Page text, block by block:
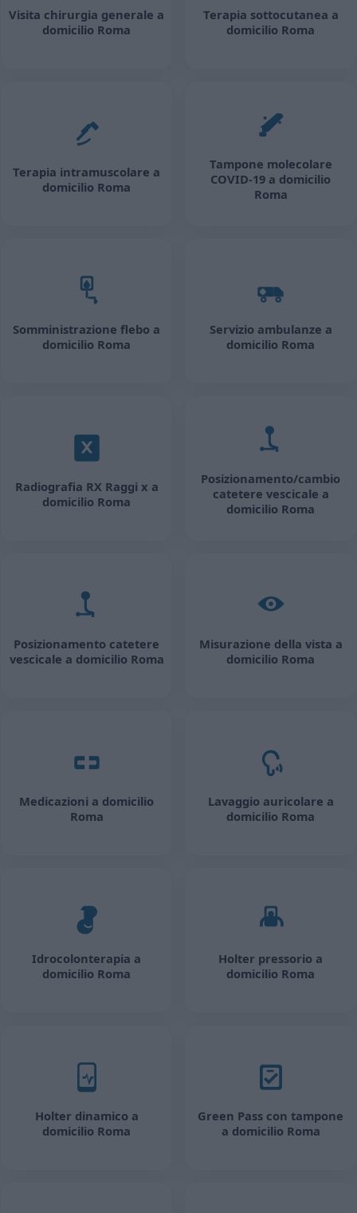
Visita chirurgia generale a
domicilio Roma
Terapia sottocutanea a
domicilio Roma
Terapia intramuscolare a
domicilio Roma
Tampone molecolare
COVID-19 a domicilio
Roma
Somministrazione flebo a
domicilio Roma
Servizio ambulanze a
domicilio Roma
Radiografia RX Raggi x a
domicilio Roma
Posizionamento/cambio
catetere vescicale a
domicilio Roma
Posizionamento catetere
vescicale a domicilio Roma
Misurazione della vista a
domicilio Roma
Medicazioni a domicilio
Roma
Lavaggio auricolare a
domicilio Roma
Idrocolonterapia a
domicilio Roma
Holter pressorio a
domicilio Roma
Holter dinamico a
domicilio Roma
Green Pass con tampone
a domicilio Roma